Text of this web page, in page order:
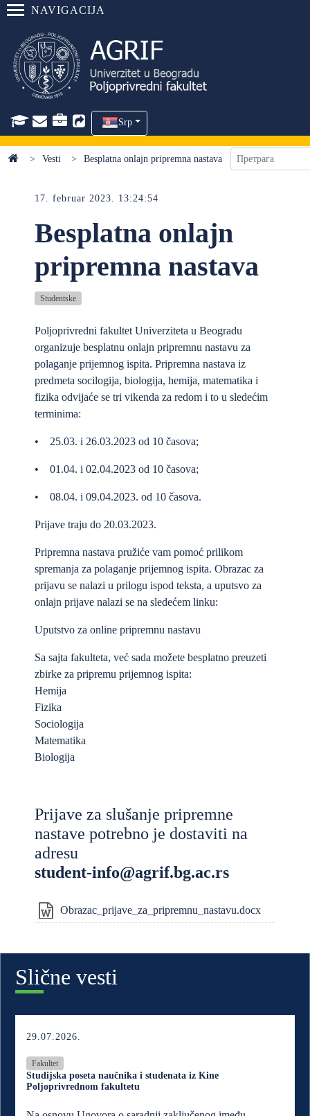
NAVIGACIJA
Srp
Vesti Besplatna onlajn pripremna nastava
17. februar 2023. 13:24:54
Besplatna onlajn
pripremna nastava
Studentske
Poljoprivredni fakultet Univerziteta u Beogradu
organizuje besplatnu onlajn pripremnu nastavu za
polaganje prijemnog ispita. Pripremna nastava iz
predmeta socilogija, biologija, hemija, matematika i
fizika odvijaće se tri vikenda za redom i to u sledećim
terminima:
• 25.03. i 26.03.2023 od 10 časova;
• 01.04. i 02.04.2023 od 10 časova;
• 08.04. i 09.04.2023. od 10 časova.
Prijave traju do 20.03.2023.
Pripremna nastava pružiće vam pomoć prilikom
spremanja za polaganje prijemnog ispita. Obrazac za
prijavu se nalazi u prilogu ispod teksta, a uputsvo za
onlajn prijave nalazi se na sledećem linku:
Uputstvo za online pripremnu nastavu
Sa sajta fakulteta, već sada možete besplatno preuzeti
zbirke za pripremu prijemnog ispita:
Hemija
Fizika
Sociologija
Matematika
Biologija
Prijave za slušanje pripremne
nastave potrebno je dostaviti na
adresu
student-info@agrif.bg.ac.rs
Obrazac_prijave_za_pripremnu_nastavu.docx
Slične vesti
29.07.2026.
Fakultet
Studijska poseta naučnika i studenata iz Kine
Poljoprivrednom fakultetu